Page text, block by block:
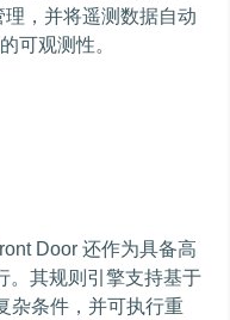
，并将遥测数据自动
可观测性。
Door 还作为具备高
。其规则引擎支持基于
杂条件，并可执行重